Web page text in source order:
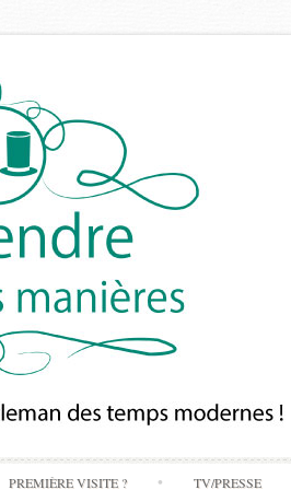
Skip
PREMIÈRE VISITE ? TV/PRESSE